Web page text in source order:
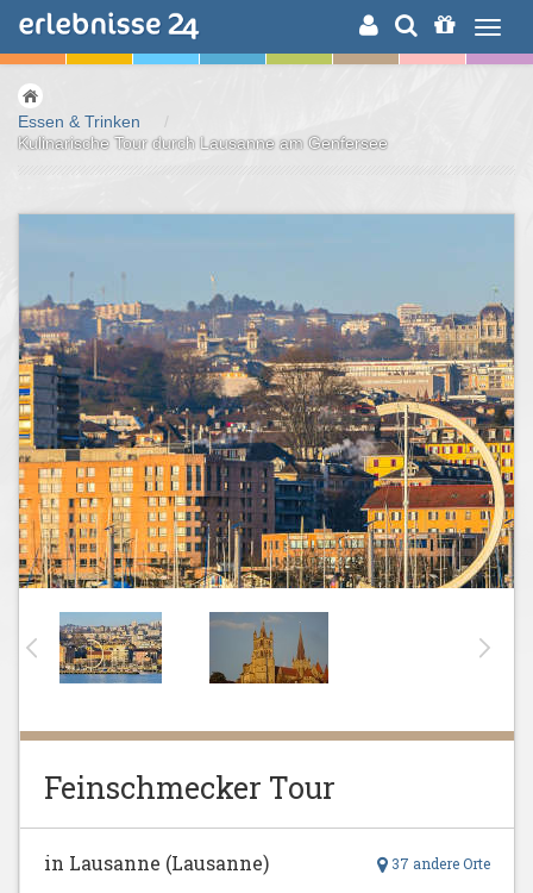
ERLEBNISSUCHE
Essen & Trinken
/
Kulinarische Tour durch Lausanne am Genfersee
Feinschmecker Tour
37 andere Orte
in Lausanne (Lausanne)